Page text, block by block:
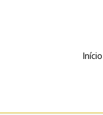
Início